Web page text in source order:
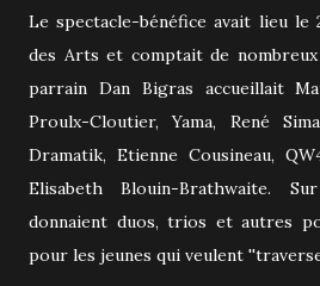
Le spectacle-bénéfice avait lieu le
des Arts et comptait de
parrain Dan Bigras accueillait
Proulx-Cloutier, Yama, René
Dramatik, Etienne Cousineau,
Elisabeth Blouin-Brathwaite.
donnaient duos, trios et autres
pour les jeunes qui veulent